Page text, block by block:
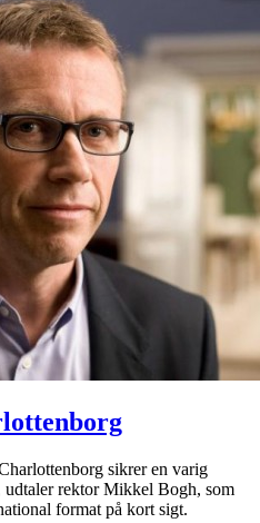
sikrer en varig
rektor Mikkel Bogh, som
format på kort sigt.